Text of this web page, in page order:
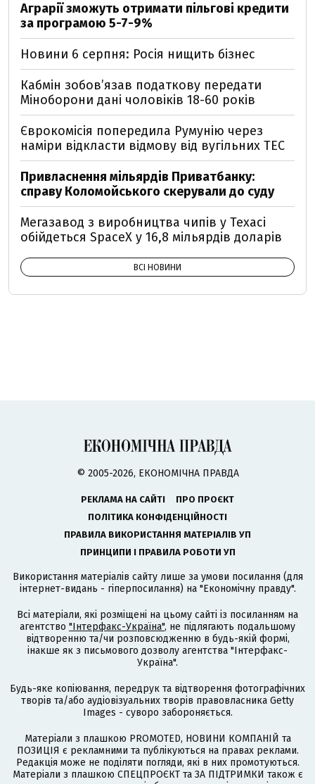
Аграрії зможуть отримати пільгові кредити
за програмою 5-7-9%
Новини 6 серпня: Росія нищить бізнес
Кабмін зобовʼязав податкову передати
Міноборони дані чоловіків 18-60 років
Єврокомісія попередила Румунію через
наміри відкласти відмову від вугільних ТЕС
Привласнення мільярдів Приватбанку:
справу Коломойського скерували до суду
Мегазавод з виробництва чипів у Техасі
обійдеться SpaceX у 16,8 мільярдів доларів
ВСІ НОВИНИ
© 2005-2026, ЕКОНОМІЧНА ПРАВДА
РЕКЛАМА НА САЙТІ
ПРО ПРОЄКТ
ПОЛІТИКА КОНФІДЕНЦІЙНОСТІ
ПРАВИЛА ВИКОРИСТАННЯ МАТЕРІАЛІВ УП
ПРИНЦИПИ І ПРАВИЛА РОБОТИ УП
Використання матеріалів сайту лише за умови посилання (для
інтернет-видань - гіперпосилання) на "Економічну правду".
Всі матеріали, які розміщені на цьому сайті із посиланням на
агентство "Інтерфакс-Україна", не підлягають подальшому
відтворенню та/чи розповсюдженню в будь-якій формі,
інакше як з письмового дозволу агентства "Інтерфакс-
Україна".
Будь-яке копіювання, передрук та відтворення фотографічних
творів та/або аудіовізуальних творів правовласника Getty
Images - суворо забороняється.
Матеріали з плашкою PROMOTED, НОВИНИ КОМПАНІЙ та
ПОЗИЦІЯ є рекламними та публікуються на правах реклами.
Редакція може не поділяти погляди, які в них промотуються.
Матеріали з плашкою СПЕЦПРОЄКТ та ЗА ПІДТРИМКИ також є